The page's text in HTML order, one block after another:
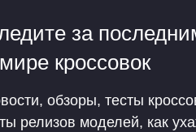
за
кроссовок
обзоры, тесты
релизов моделей, как